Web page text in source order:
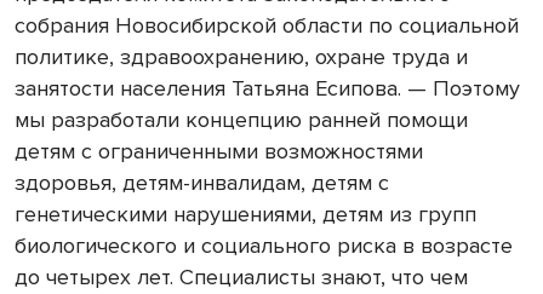
собрания Новосибирской области по социальной
политике, здравоохранению, охране труда и
занятости населения Татьяна Есипова. — Поэтому
мы разработали концепцию ранней помощи
детям с ограниченными возможностями
здоровья, детям-инвалидам, детям с
генетическими нарушениями, детям из групп
биологического и социального риска в возрасте
до четырех лет. Специалисты знают, что чем